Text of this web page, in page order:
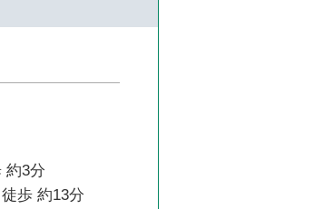
約3分
歩 約13分